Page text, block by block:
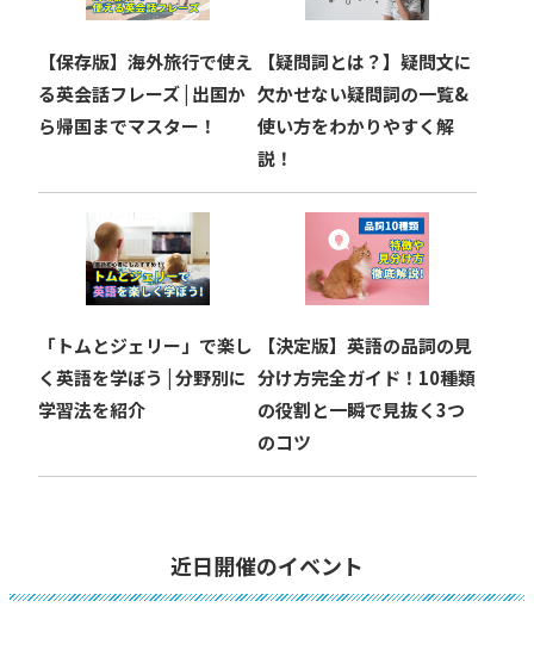
【保存版】海外旅行で使え
る英会話フレーズ | 出国か
ら帰国までマスター！
【疑問詞とは？】疑問文に
欠かせない疑問詞の一覧&
使い方をわかりやすく解
説！
「トムとジェリー」で楽し
く英語を学ぼう | 分野別に
学習法を紹介
【決定版】英語の品詞の見
分け方完全ガイド！10種類
の役割と一瞬で見抜く3つ
のコツ
近日開催のイベント